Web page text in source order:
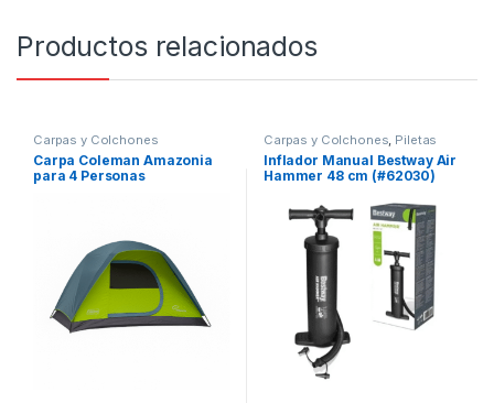
Productos relacionados
Carpas y Colchones
Carpa Coleman Amazonia
para 4 Personas
Carpas y Colchones, Piletas
Inflador Manual Bestway Air
Hammer 48 cm (#62030)